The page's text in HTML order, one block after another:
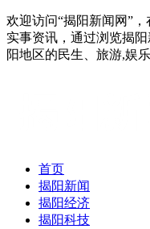
欢迎访问“揭阳新闻网”
实事资讯，通过浏览揭
阳地区的民生、旅游,娱
首页
揭阳新闻
揭阳经济
揭阳科技